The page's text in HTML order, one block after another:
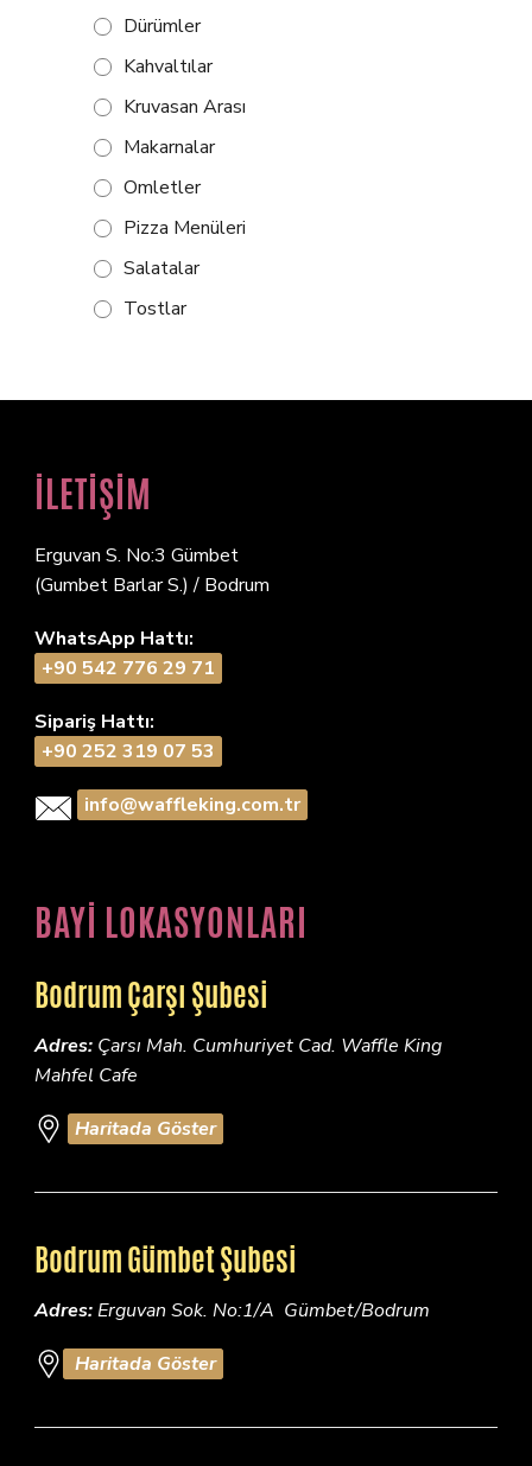
Dürümler
Kahvaltılar
Kruvasan Arası
Makarnalar
Omletler
Pizza Menüleri
Salatalar
Tostlar
İLETİŞİM
Erguvan S. No:3 Gümbet
(Gumbet Barlar S.) / Bodrum
WhatsApp Hattı:
+90 542 776 29 71
Sipariş Hattı:
+90 252 319 07 53
info@waffleking.com.tr
BAYİ LOKASYONLARI
Bodrum Çarşı Şubesi
Adres: Çarsı Mah. Cumhuriyet Cad. Waffle King
Mahfel Cafe
Haritada Göster
Bodrum Gümbet Şubesi
Adres:Erguvan Sok. No:1/A Gümbet/Bodrum
Haritada Göster